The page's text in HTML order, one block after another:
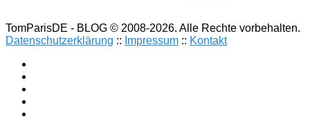
TomParisDE - BLOG © 2008-2026. Alle Rechte vorbehalten.
Datenschutzerklärung :: Impressum :: Kontakt